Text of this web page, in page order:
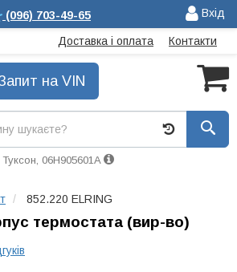
(096) 703-49-65 Вхід
Доставка і оплата Контакти
на VIN
06H905601A
852.220 ELRING
термостата (вир-во)